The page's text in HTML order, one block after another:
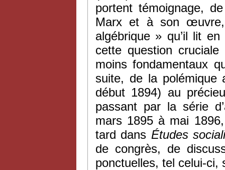
portent témoignage,
Marx et à son
algébrique » qu’il lit
cette question
moins fondamentaux
suite, de la polémique
début 1894) au
passant par la série
mars 1895 à mai
tard dans Études
de congrès, de
ponctuelles, tel celui-ci,